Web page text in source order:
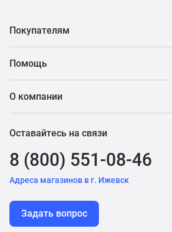
Покупателям
Помощь
О компании
Оставайтесь на связи
8 (800) 551-08-46
Адреса магазинов в г. Ижевск
Задать вопрос